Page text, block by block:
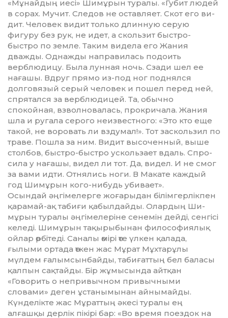
«Мұнайдың иесі» Шимұрын ту­ралы. «Губит людей
в сорах. Мучит. Следов не оставляет. Скот его ви­
дит. Человек видит только длинную серую
фигуру без рук, не идет, а скользит быстро-
быстро по земле. Таким видела его Жания
дважды. Однаж­ды направилась подоить
верблюдицу. Была лунная ночь. Сза­ди шел ее
нағашы. Вдруг прямо из-под ног поднялся
долговязый се­рый человек и пошел перед ней,
спрятался за верблюдицей. Та, обыч­но
спокойная, взволновалась, прок­ричала. Жания
шла и ругала се­рого неизвестного: «Это кто еще
такой, не воровать ли вздумал!». Тот заскользил по
траве. Пошла за ним. Ви­дит высоченный, выше
столбов, быстро-быстро ускользает вдаль. Спро­
сила у нағашы, видел ли тот. Да, видел. И не смог
за вами идти. Отня­лись ноги. В Макате каждый
год Шимұрын кого-нибудь убивает».
Осындай әңгімелерге жоға­ры­дан білімгерлікпен
қарамай-ақ та­биғи қабылдайды. Олардың Ши­
мұрын туралы әңгімелеріне сенемін дей­ді, сенгісі
келеді. Шимұрын та­қы­рыбынан философиялық
ойлар өрбітеді. Саналы өмірі өте үлкен қа­лада,
ғылыми ортада өткен жас Мұрат Мұхтарұлы
мүлдем ғалым­сын­байды, табиғаттың бел баласы
қал­пын сақтайды. Бір жұмысында айт­қан
«Говорить о непривычном при­вычными
словами» деген ұста­нымынан айнымайды.
Күнделікте жас Мұраттың әкесі ту­ралы ең
алғашқы дерлік пікірі бар: «Во время поездок на